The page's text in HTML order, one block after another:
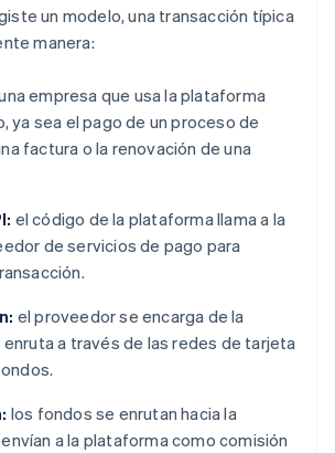
un modelo, una transacción típica
manera:
empresa que usa la plataforma
ya sea el pago de un proceso de
factura o la renovación de una
el código de la plataforma llama a la
de servicios de pago para
el proveedor se encarga de la
a través de las redes de tarjeta
los fondos se enrutan hacia la
a la plataforma como comisión